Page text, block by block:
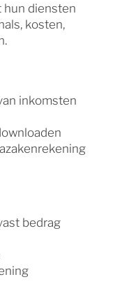
hun diensten
kosten,
inkomsten
bedrag